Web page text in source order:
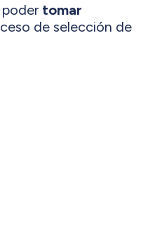
poder tomar
de selección de